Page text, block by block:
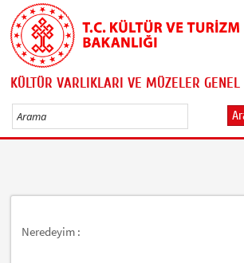
KÜLTÜR VARLIKLARI VE MÜZELER
Neredeyim :